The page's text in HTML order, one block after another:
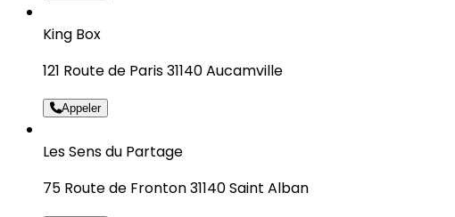
King Box
121 Route de Paris 31140 Aucamville
Appeler
Les Sens du Partage
75 Route de Fronton 31140 Saint Alban